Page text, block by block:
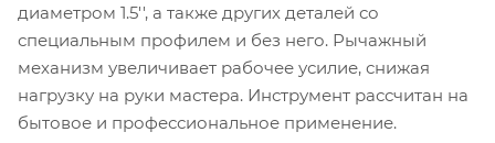
диаметром 1.5'', а также других деталей со
специальным профилем и без него. Рычажный
механизм увеличивает рабочее усилие, снижая
нагрузку на руки мастера. Инструмент рассчитан на
бытовое и профессиональное применение.